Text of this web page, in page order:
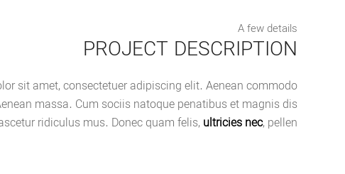
A few details
PROJECT DESCRIPTION
sit amet, consectetuer adipiscing elit. Aenean commodo
massa. Cum sociis natoque penatibus et magnis dis
ridiculus mus. Donec quam felis, ultricies nec, pellen.